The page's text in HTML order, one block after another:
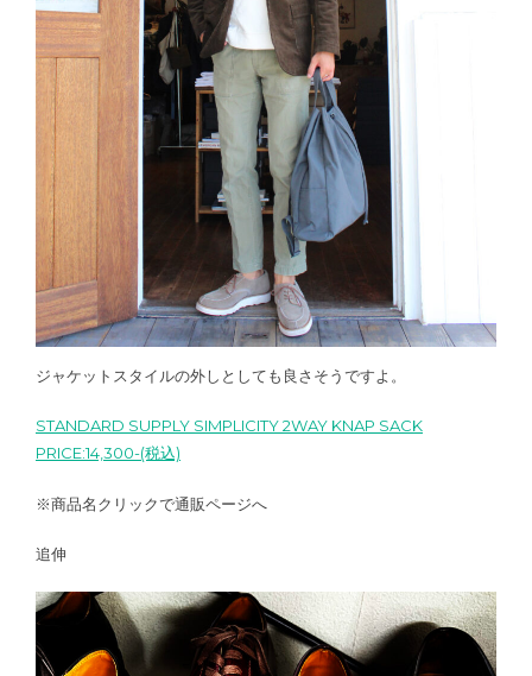
ジャケットスタイルの外しとしても良さそうですよ。
STANDARD SUPPLY SIMPLICITY 2WAY KNAP SACK
PRICE:14,300-(税込)
※商品名クリックで通販ページへ
追伸